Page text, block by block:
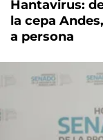
Hantavirus:
la cepa
a persona